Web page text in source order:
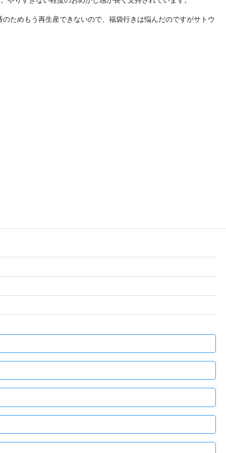
ためもう再生産できないので、福袋行きは悩んだのですがサトウ